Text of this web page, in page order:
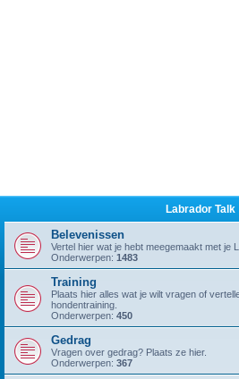
Labrador Talk
Belevenissen
Vertel hier wat je hebt meegemaakt met je
Onderwerpen: 1483
Training
Plaats hier alles wat je wilt vragen of
hondentraining.
Onderwerpen: 450
Gedrag
Vragen over gedrag? Plaats ze hier.
Onderwerpen: 367